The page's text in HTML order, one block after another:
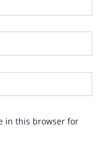
in this browser for